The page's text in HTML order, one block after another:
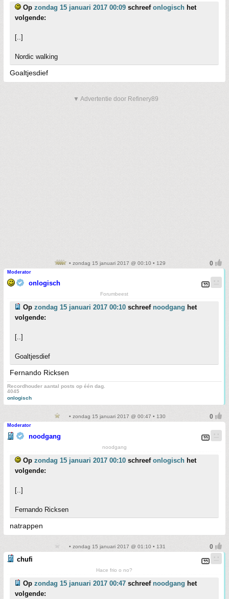
Op zondag 15 januari 2017 00:09 schreef onlogisch het
volgende:
[..]
Nordic walking
Goaltjesdief
▼ Advertentie door Refinery89
• zondag 15 januari 2017 @ 00:10 • 129
Moderator
onlogisch
Forumbeest
Op zondag 15 januari 2017 00:10 schreef noodgang het
volgende:
[..]
Goaltjesdief
Fernando Ricksen
Recordhouder aantal posts op één dag.
4045
onlogisch
• zondag 15 januari 2017 @ 00:47 • 130
Moderator
noodgang
noodgang
Op zondag 15 januari 2017 00:10 schreef onlogisch het
volgende:
[..]
Fernando Ricksen
natrappen
• zondag 15 januari 2017 @ 01:10 • 131
chufi
Hace frio o no?
Op zondag 15 januari 2017 00:47 schreef noodgang het
volgende: